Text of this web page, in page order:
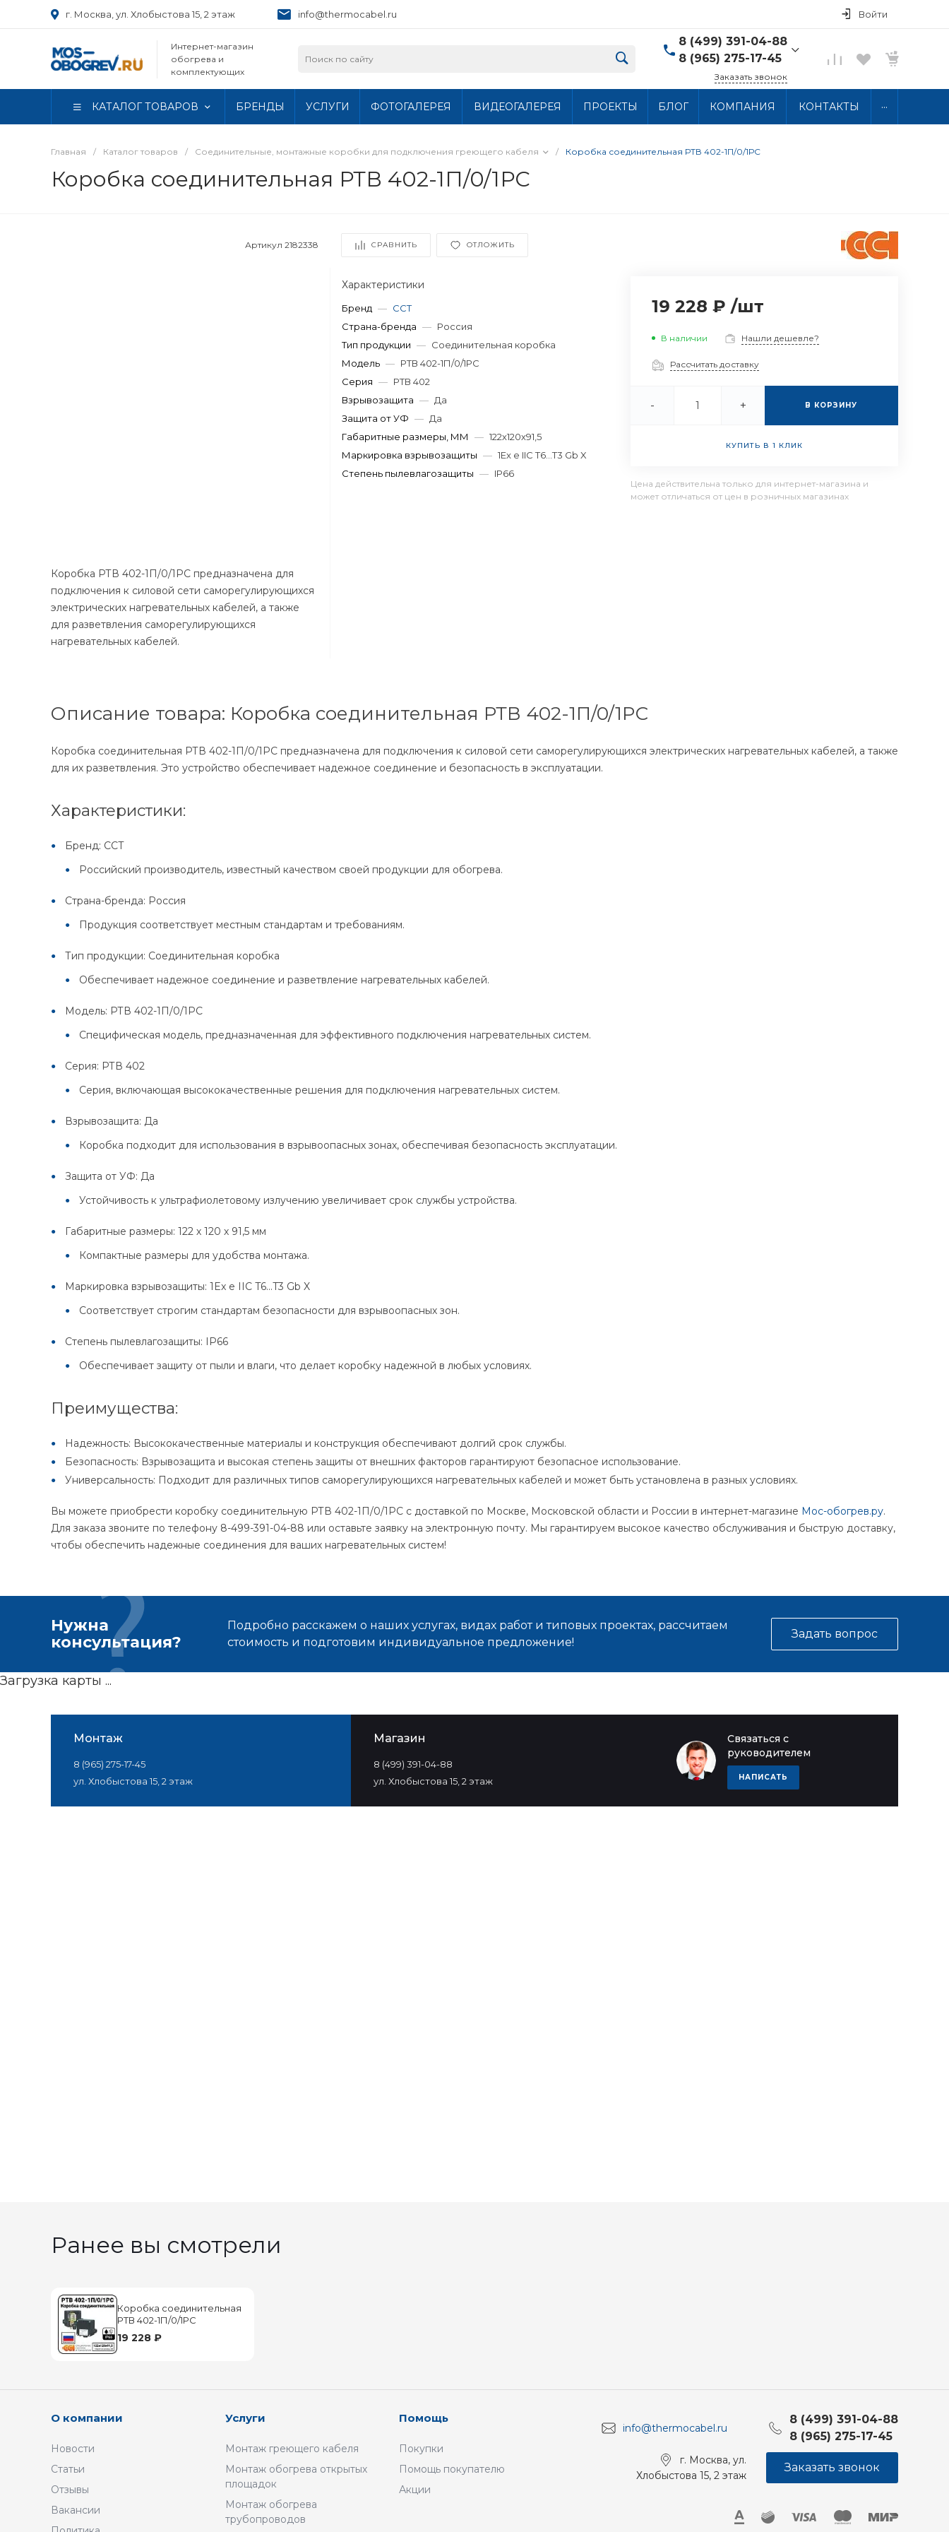
г. Москва, ул. Хлобыстова 15, 2 этаж info@thermocabel.ru Войти
Интернет-магазин
обогрева и
комплектующих
8 (499) 391-04-88
8 (965) 275-17-45
8 (499) 391-04-88
Хлобыстова 15, 2 этаж
Вс: Выходной
Заказать звонок
КАТАЛОГ ТОВАРОВ БРЕНДЫ УСЛУГИ ФОТОГАЛЕРЕЯ ВИДЕОГАЛЕРЕЯ ПРОЕКТЫ БЛОГ КОМПАНИЯ КОНТАКТЫ ...
Главная / Каталог товаров / Соединительные, монтажные коробки для подключения греющего кабеля / Коробка соединительная РТВ 402-1П/0/1РС
Коробка соединительная РТВ 402-1П/0/1РС
Артикул 2182338 СРАВНИТЬ ОТЛОЖИТЬ
Коробка РТВ 402-1П/0/1РС предназначена для
подключения к силовой сети саморегулирующихся
электрических нагревательных кабелей, а также
для разветвления саморегулирующихся
нагревательных кабелей.
Характеристики
Бренд — ССТ
Страна-бренда — Россия
Тип продукции — Соединительная коробка
Модель — РТВ 402-1П/0/1РС
Серия — РТВ 402
Взрывозащита — Да
Защита от УФ — Да
Габаритные размеры, ММ
— 122х120х91,5
Маркировка взрывозащиты — 1Ex e IIC T6...T3 Gb X
Степень пылевлагозащиты — IP66
19 228 ₽/шт
В наличии Нашли дешевле?
Рассчитать доставку
- + В КОРЗИНУ
КУПИТЬ В 1 КЛИК
Цена действительна только для интернет-магазина и
может отличаться от цен в розничных магазинах
Описание товара: Коробка соединительная РТВ 402-1П/0/1РС
Коробка соединительная РТВ 402-1П/0/1РС предназначена для подключения к силовой сети саморегулирующихся электрических нагревательных кабелей, а также
для их разветвления. Это устройство обеспечивает надежное соединение и безопасность в эксплуатации.
Характеристики:
Бренд: ССТ
Российский производитель, известный качеством своей продукции для обогрева.
Страна-бренда: Россия
Продукция соответствует местным стандартам и требованиям.
Тип продукции: Соединительная коробка
Обеспечивает надежное соединение и разветвление нагревательных кабелей.
Модель: РТВ 402-1П/0/1РС
Специфическая модель, предназначенная для эффективного подключения нагревательных систем.
Серия: РТВ 402
Серия, включающая высококачественные решения для подключения нагревательных систем.
Взрывозащита: Да
Коробка подходит для использования в взрывоопасных зонах, обеспечивая безопасность эксплуатации.
Защита от УФ: Да
Устойчивость к ультрафиолетовому излучению увеличивает срок службы устройства.
Габаритные размеры: 122 х 120 х 91,5 мм
Компактные размеры для удобства монтажа.
Маркировка взрывозащиты: 1Ex e IIC T6...T3 Gb X
Соответствует строгим стандартам безопасности для взрывоопасных зон.
Степень пылевлагозащиты: IP66
Обеспечивает защиту от пыли и влаги, что делает коробку надежной в любых условиях.
Преимущества:
Надежность: Высококачественные материалы и конструкция обеспечивают долгий срок службы.
Безопасность: Взрывозащита и высокая степень защиты от внешних факторов гарантируют безопасное использование.
Универсальность: Подходит для различных типов саморегулирующихся нагревательных кабелей и может быть установлена в разных условиях.
Вы можете приобрести коробку соединительную РТВ 402-1П/0/1РС с доставкой по Москве, Московской области и России в интернет-магазине Мос-обогрев.ру.
Для заказа звоните по телефону 8-499-391-04-88 или оставьте заявку на электронную почту. Мы гарантируем высокое качество обслуживания и быструю доставку,
чтобы обеспечить надежные соединения для ваших нагревательных систем!
Нужна
консультация?
Подробно расскажем о наших услугах, видах работ и типовых проектах, рассчитаем
стоимость и подготовим индивидуальное предложение!
Задать вопрос
Связаться с
руководителем
НАПИСАТЬ
Монтаж
8 (965) 275-17-45
ул. Хлобыстова 15, 2 этаж
Магазин
8 (499) 391-04-88
ул. Хлобыстова 15, 2 этаж
Загрузка карты ...
Ранее вы смотрели
Коробка соединительная
РТВ 402-1П/0/1РС
19 228 ₽
О компании
Новости
Статьи
Отзывы
Вакансии
Услуги
Монтаж греющего кабеля
Монтаж обогрева открытых
площадок
Монтаж обогрева
трубопроводов
Помощь
Покупки
Помощь покупателю
Акции
info@thermocabel.ru
8 (499) 391-04-88
8 (965) 275-17-45
г. Москва, ул.
Хлобыстова 15, 2 этаж
Заказать звонок